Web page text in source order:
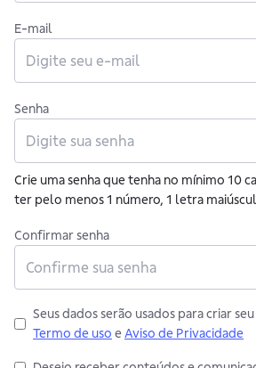
E-mail
Senha
Crie uma senha que tenha no mínimo 10
ter pelo menos 1 número, 1 letra
Confirmar senha
Seus dados serão usados para criar
Termo de uso e Aviso de Privacidade